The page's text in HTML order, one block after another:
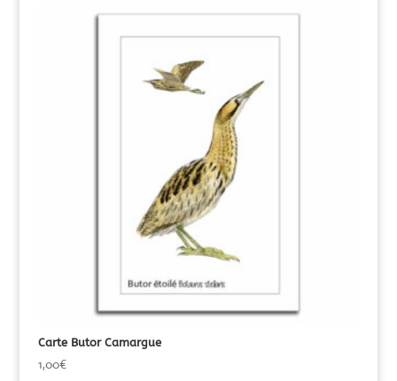
Carte Butor Camargue
1,00€